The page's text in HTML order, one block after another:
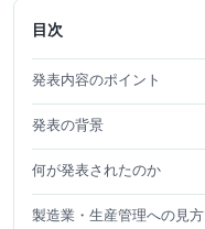
目次
発表内容のポイント
発表の背景
何が発表されたのか
製造業・生産管理への見方